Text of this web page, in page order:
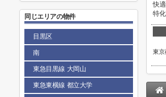
快
特
東京
同じエリアの物件
目黒区
南
東急目黒線 大岡山
東急東横線 都立大学